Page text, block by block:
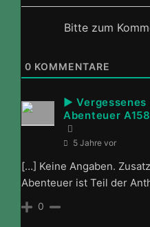
Bitte zum
0 KOMMENTARE
► Vergessenes
Abenteuer
5 Jahre vor
[…] Keine Angaben.
Abenteuer ist Teil der
0